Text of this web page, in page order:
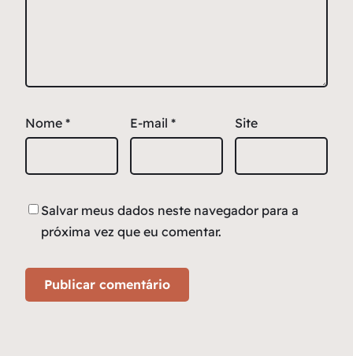
Nome * E-mail * Site
Salvar meus dados neste navegador para a
próxima vez que eu comentar.